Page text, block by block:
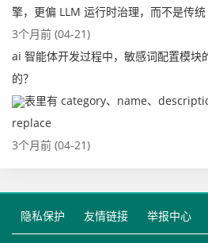
擎，更偏 LLM 运行时治理，而不是传统
3个月前 (04-21)
ai 智能体开发过程中，敏感词配置模块
的？
表里有 category、name、
replace
3个月前 (04-21)
隐私保护 友情链接 举报中心